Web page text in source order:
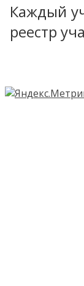
Каждый
реестр